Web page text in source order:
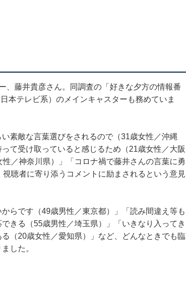
、藤井貴彦さん。同調査の「好きな夕方の情報番
本テレビ系）のメインキャスターも務めていま
素敵な言葉選びをされるので（31歳女性／沖縄
て受け取っていると感じるため（21歳女性／大阪
／神奈川県）」「コロナ禍で藤井さんの言葉に勇
聴者に寄り添うコメントに励まされるという意見
らです（49歳男性／東京都）」「読み間違え等も
きる（55歳男性／埼玉県）」「いきなり入ってき
（20歳女性／愛知県）」など、どんなときでも臨
した。